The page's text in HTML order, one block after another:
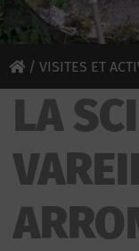
/ VISITES ET
LA